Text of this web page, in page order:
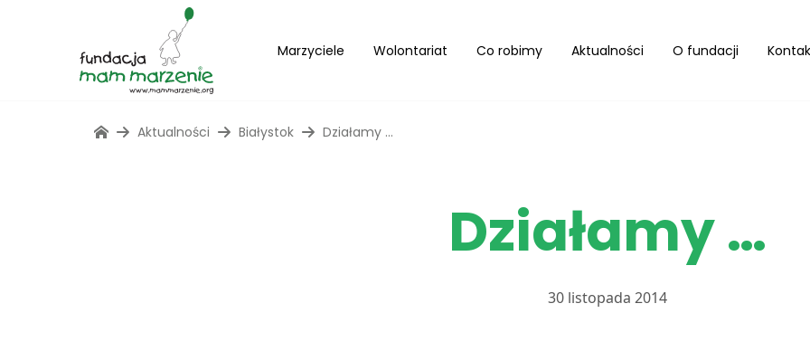
Marzyciele Wolontariat Co robimy Aktualności O fundacji
Aktualności Białystok Działamy …
Działamy …
30 listopada 2014